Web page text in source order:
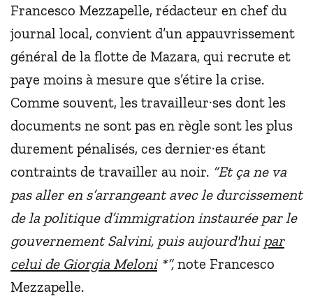
Francesco Mezzapelle, rédacteur en chef du
journal local, convient d’un appauvrissement
général de la flotte de Mazara, qui recrute et
paye moins à mesure que s’étire la crise.
Comme souvent, les travailleur·ses dont les
documents ne sont pas en règle sont les plus
durement pénalisés, ces dernier·es étant
contraints de travailler au noir. “Et ça ne va
pas aller en s’arrangeant avec le durcissement
de la politique d’immigration instaurée par le
gouvernement Salvini, puis aujourd'hui par
celui de Giorgia Meloni *”, note Francesco
Mezzapelle.